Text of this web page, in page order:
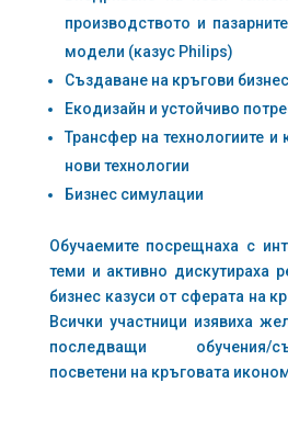
производството и
модели (казус Philips)
Създаване на кръгови
Екодизайн и устойчиво
Трансфер на технологиите и
нови технологии
Бизнес симулации
Обучаемите посрещнаха с
теми и активно дискутираха
бизнес казуси от сферата на
Всички участници изявиха
последващи обучения/
посветени на кръговата